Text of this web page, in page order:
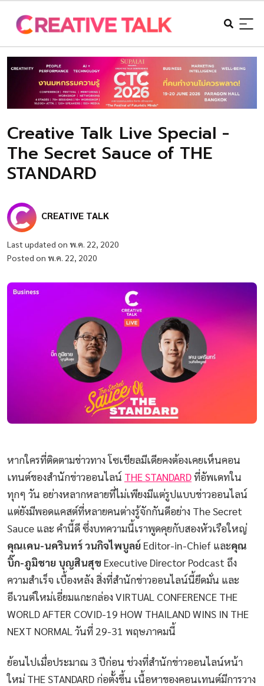
Creative Talk Live Special -
The Secret Sauce of THE
STANDARD
CREATIVE TALK
Last updated on พ.ค. 22, 2020
Posted on พ.ค. 22, 2020
หากใครที่ติดตามข่าวทาง โซเชียลมีเดียคงต้องเคยเห็นคอน
เทนต์ของสำนักข่าวออนไลน์ THE STANDARDที่อัพเดทใน
ทุกๆ วัน อย่างหลากหลายที่ไม่เพียงมีแต่รูปแบบข่าวออนไลน์
แต่ยังมีพอดแคสต์ที่หลายคนต่างรู้จักกันดีอย่าง The Secret
Sauce และ คำนี้ดี ซึ่งบทความนี้เราพูดคุยกับสองหัวเรือใหญ่
คุณเคน-นครินทร์ วนกิจไพบูลย์ Editor-in-Chief และคุณ
บิ๊ก-ภูมิชาย บุญสินสุข Executive Director Podcast ถึง
ความสำเร็จ เบื้องหลัง สิ่งที่สำนักข่าวออนไลน์นี้ยึดมั่น และ
อีเวนต์ใหม่เอี่ยมแกะกล่อง VIRTUAL CONFERENCE THE
WORLD AFTER COVID-19 HOW THAILAND WINS IN THE
NEXT NORMAL วันที่ 29-31 พฤษภาคมนี้
ย้อนไปเมื่อประมาณ 3 ปีก่อน ช่วงที่สำนักข่าวออนไลน์หน้า
ใหม่ THE STANDARD ก่อตั้งขึ้น เนื้อหาของคอนเทนต์มีการวาง